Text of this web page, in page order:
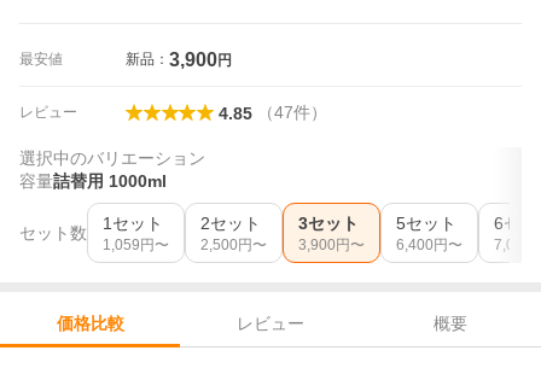
最安値 新品： 3,900円
レビュー 4.85 （47件）
選択中のバリエーション
容量詰替用 1000ml
セット数 1セット
1,059 円〜
2セット
2,500 円〜
3セット
3,900 円〜
5セット
6,400 円〜
6セッ
7,080
価格比較 レビュー
概要